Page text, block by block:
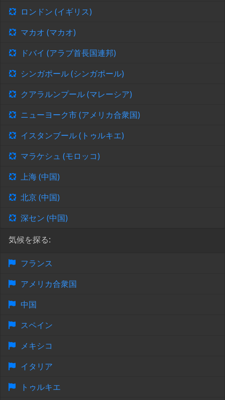
ロンドン (イギリス)
マカオ (マカオ)
ドバイ (アラブ首長国連邦)
シンガポール (シンガポール)
クアラルンプール (マレーシア)
ニューヨーク市 (アメリカ合衆国)
イスタンブール (トゥルキエ)
マラケシュ (モロッコ)
上海 (中国)
北京 (中国)
深セン (中国)
気候を探る:
フランス
アメリカ合衆国
中国
スペイン
メキシコ
イタリア
トゥルキエ